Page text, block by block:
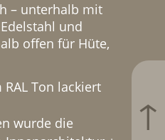
– unterhalb mit
und
offen für Hüte,
RALTon lackiert
wurde die
↑